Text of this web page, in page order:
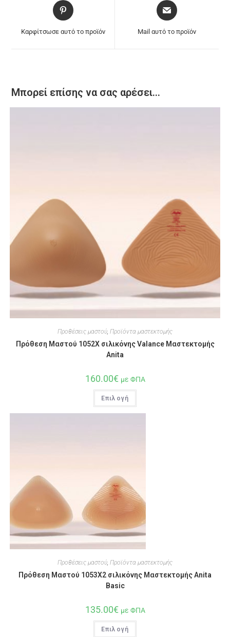
Καρφίτσωσε αυτό το προϊόν Mail αυτό το προϊόν
Μπορεί επίσης να σας αρέσει…
Προθέσεις μαστού Προϊόντα μαστεκτομής
Πρόθεση Μαστού 1052Χ σιλικόνης Valance Μαστεκτομής
Anita
160.00€ με ΦΠΑ
Επιλογή
Προθέσεις μαστού, Προϊόντα μαστεκτομής
Πρόθεση Μαστού 1053X2 σιλικόνης Μαστεκτομής Anita
Basic
135.00€ με ΦΠΑ
Επιλογή